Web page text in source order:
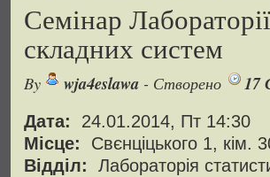
Семінар
складних систем
By wja4eslawa - Створено 17
Дата:
24.01.2014, Пт 14:30
Місце:
Свєнціцького 1, кім.
Відділ:
Лабораторія